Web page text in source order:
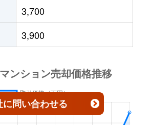
万円
万円
万円 有明テニスの森
万円 有明テニスの森
万円 有明テニスの森 徒歩
3,700
3,900
に問い合わせる